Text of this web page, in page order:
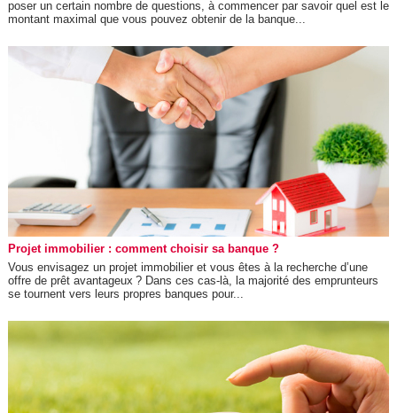
poser un certain nombre de questions, à commencer par savoir quel est le
montant maximal que vous pouvez obtenir de la banque...
Projet immobilier : comment choisir sa banque ?
Vous envisagez un projet immobilier et vous êtes à la recherche d’une
offre de prêt avantageux ? Dans ces cas-là, la majorité des emprunteurs
se tournent vers leurs propres banques pour...